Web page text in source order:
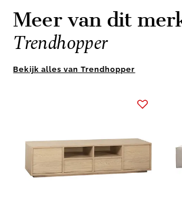
Meer van dit
Trendhopper
Bekijk alles van Trendhopper